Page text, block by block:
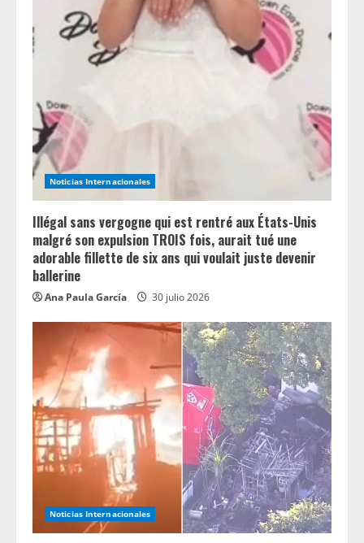
e
d
i
n
g
Noticias Internacionales
Illégal sans vergogne qui est rentré aux États-Unis
malgré son expulsion TROIS fois, aurait tué une
adorable fillette de six ans qui voulait juste devenir
ballerine
Ana Paula García 30 julio 2026
Noticias Internacionales